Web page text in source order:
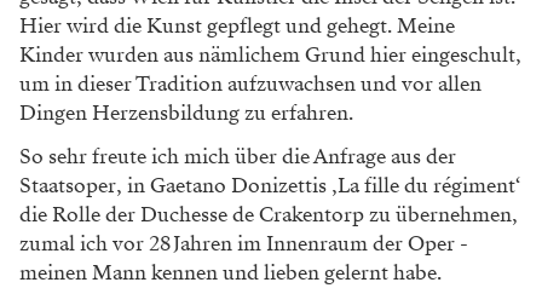
Hier wird die Kunst gepflegt und gehegt. Meine
Kinder wurden aus nämlichem Grund hier eingeschult,
um in dieser Tradition aufzuwachsen und vor allen
Dingen Herzensbildung zu erfahren.
So sehr freute ich mich über die Anfrage aus der
Staatsoper, in Gaetano Donizettis ‚La fille du régiment‘
die Rolle der ­Duchesse de Crakentorp zu übernehmen,
zumal ich vor 28 Jahren im Innenraum der Oper ­
meinen Mann kennen und lieben ­gelernt habe.